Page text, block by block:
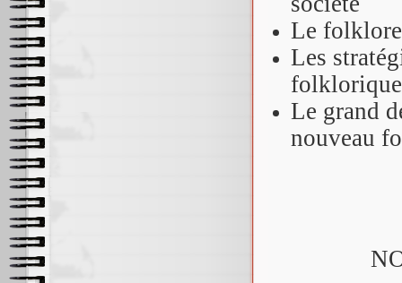
Le
Les
Le grand
nouveau